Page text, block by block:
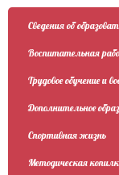
Сведения об
Воспитательная
Трудовое обучение и
Дополнительное
Спортивная жизнь
Методическая